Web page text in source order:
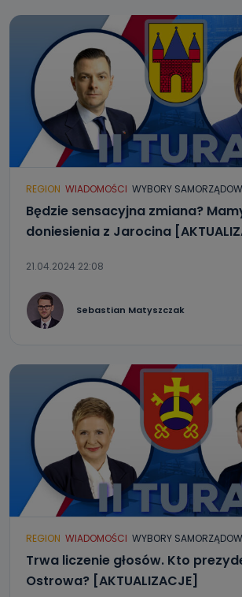
REGION WIADOMOŚCI WYBORY
Będzie sensacyjna zmiana?
doniesienia z Jarocina
21.04.2024 22:08
Sebastian Matyszczak
REGION WIADOMOŚCI WYBORY
Trwa liczenie głosów. Kto
Ostrowa? [AKTUALIZACJE]